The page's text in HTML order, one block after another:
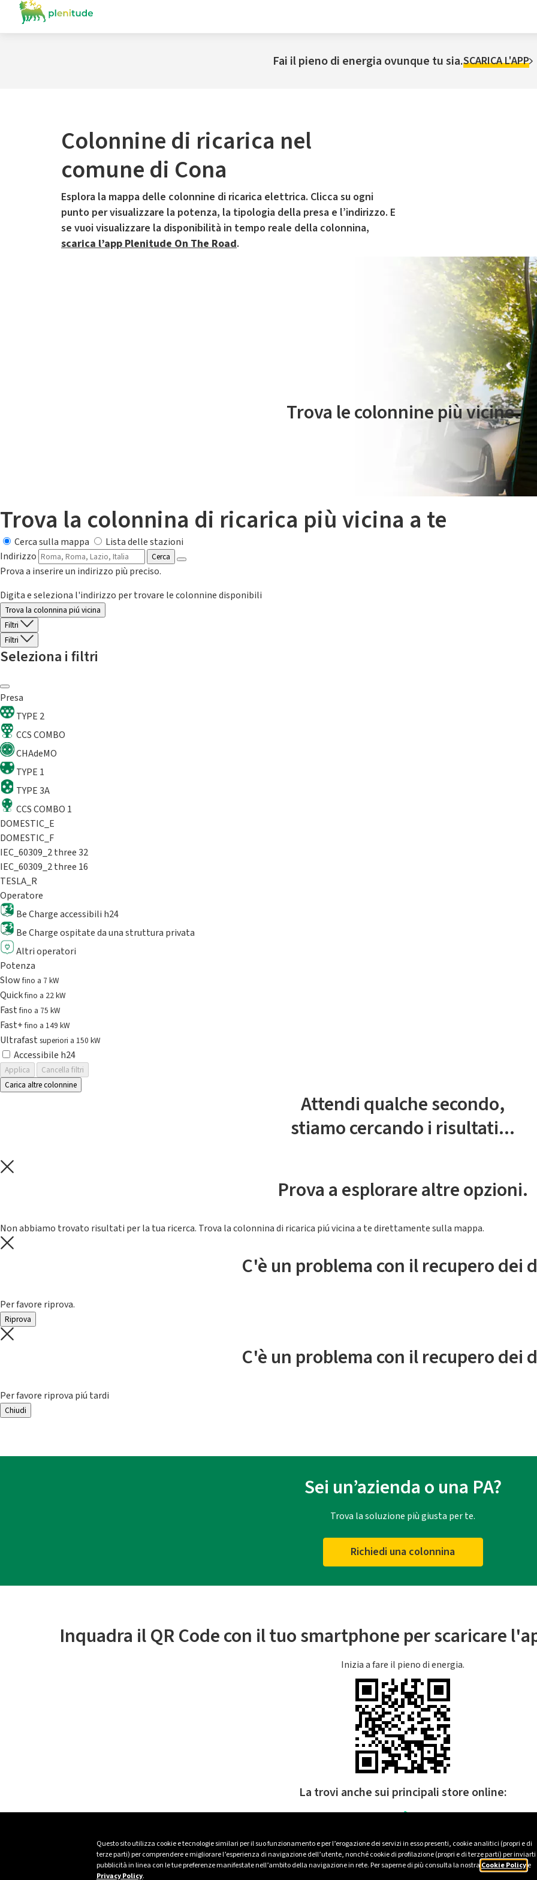
Questo sito utilizza cookie e tecnologie similari per il suo funzionamento e per l’erogazione dei servizi in esso presenti, cookie analitici (propri e di
terze parti) per comprendere e migliorare l’esperienza di navigazione dell’utente, nonché cookie di profilazione (propri e di terze parti) per inviarti
pubblicità in linea con le tue preferenze manifestate nell’ambito della navigazione in rete. Per saperne di più consulta la nostra Cookie Policye
Privacy Policy.
Fai il pieno di energia ovunque tu sia.SCARICA L'APP
Colonnine di ricarica nel
comune di Cona
Esplora la mappa delle colonnine di ricarica elettrica. Clicca su ogni
punto per visualizzare la potenza, la tipologia della presa e l’indirizzo. E
se vuoi visualizzare la disponibilità in tempo reale della colonnina,
scarica l’app Plenitude On The Road.
Il servizio di mobilità elettrica è gestito da Plenitude On The Road
Trova le colonnine più vicine.
Trova la colonnina di ricarica più vicina a te
Cerca sulla mappa
Lista delle stazioni
Indirizzo
Cerca
Prova a inserire un indirizzo più preciso.
Digita e seleziona l'indirizzo per trovare le colonnine disponibili
Trova la colonnina piú vicina
Filtri
Filtri
Seleziona i filtri
Presa
TYPE 2
CCS COMBO
CHAdeMO
TYPE 1
TYPE 3A
CCS COMBO 1
DOMESTIC_E
DOMESTIC_F
IEC_60309_2 three 32
IEC_60309_2 three 16
TESLA_R
Operatore
Be Charge accessibili h24
Be Charge ospitate da una struttura privata
Altri operatori
Potenza
Slowfino a 7 kW
Quickfino a 22 kW
Fastfino a 75 kW
Fast+fino a 149 kW
Ultrafast superiori a 150 kW
Accessibile h24
Applica
Cancella filtri
Carica altre colonnine
Attendi qualche secondo,
stiamo cercando i risultati...
Prova a esplorare altre opzioni.
Non abbiamo trovato risultati per la tua ricerca. Trova la colonnina di ricarica piú vicina a te direttamente sulla mappa.
C'è un problema con il recupero dei
Per favore riprova.
Riprova
C'è un problema con il recupero dei
Per favore riprova piú tardi
Chiudi
Sei un’azienda o una PA?
Trova la soluzione più giusta per te.
Richiedi una colonnina
Inquadra il QR Code con il tuo smartphone per scaricare
Inizia a fare il pieno di energia.
La trovi anche sui principali store online: